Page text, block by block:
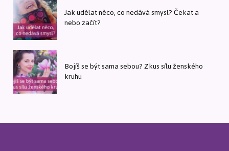
Jak udělat něco, co nedává smysl? Čekat a
nebo začít?
Bojíš se být sama sebou? Zkus sílu ženského
kruhu